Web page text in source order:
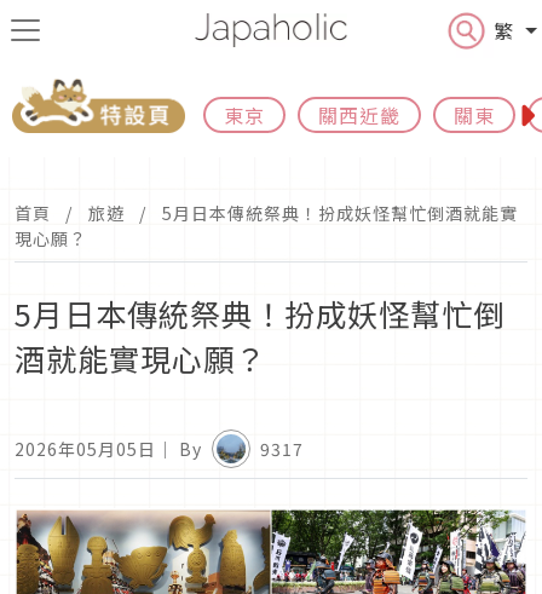
繁
東京 關西近畿 關東
首頁 旅遊
5月日本傳統祭典！扮成妖怪幫忙倒酒就能實
現心願？
5月日本傳統祭典！扮成妖怪幫忙倒
酒就能實現心願？
2026年05月05日 ｜ By 9317